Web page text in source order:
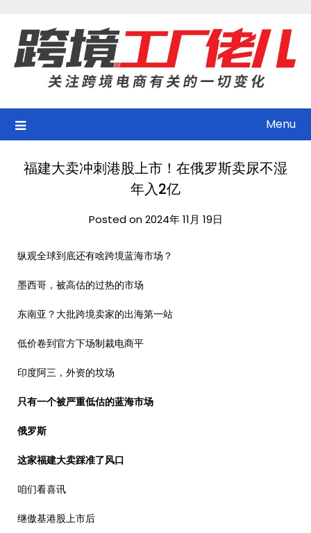
content
Menu
福建大卖冲刺港股上市！在俄罗斯卖尿不湿
年入2亿
Posted on 2024年 11月 19日
纵观全球到底还有啥跨境蓝海市场？
墨西哥，被高估的过热的市场
东南亚？大批跨境卖家的出海第一站
低价卷到官方下场制裁电商平
印度阿三，外资的坟场
只有一个被严重低估的蓝海市场
俄罗斯
这家福建大卖踩准了风口
咱们看喜讯
继傲基港股上市后